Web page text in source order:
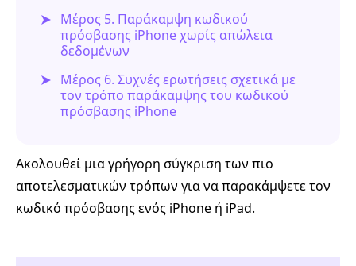
Μέρος 5. Παράκαμψη κωδικού
πρόσβασης iPhone χωρίς απώλεια
δεδομένων
Μέρος 6. Συχνές ερωτήσεις σχετικά με
τον τρόπο παράκαμψης του κωδικού
πρόσβασης iPhone
Ακολουθεί μια γρήγορη σύγκριση των πιο
αποτελεσματικών τρόπων για να παρακάμψετε τον
κωδικό πρόσβασης ενός iPhone ή iPad.